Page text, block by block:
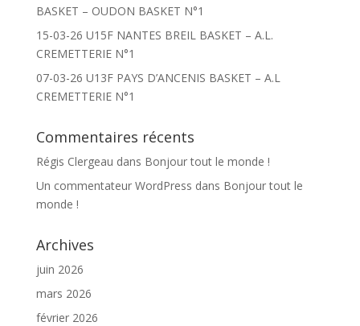
BASKET – OUDON BASKET N°1
15-03-26 U15F NANTES BREIL BASKET – A.L.
CREMETTERIE N°1
07-03-26 U13F PAYS D’ANCENIS BASKET – A.L
CREMETTERIE N°1
Commentaires récents
Régis Clergeau dans Bonjour tout le monde !
Un commentateur WordPress dans Bonjour tout le
monde !
Archives
juin 2026
mars 2026
février 2026